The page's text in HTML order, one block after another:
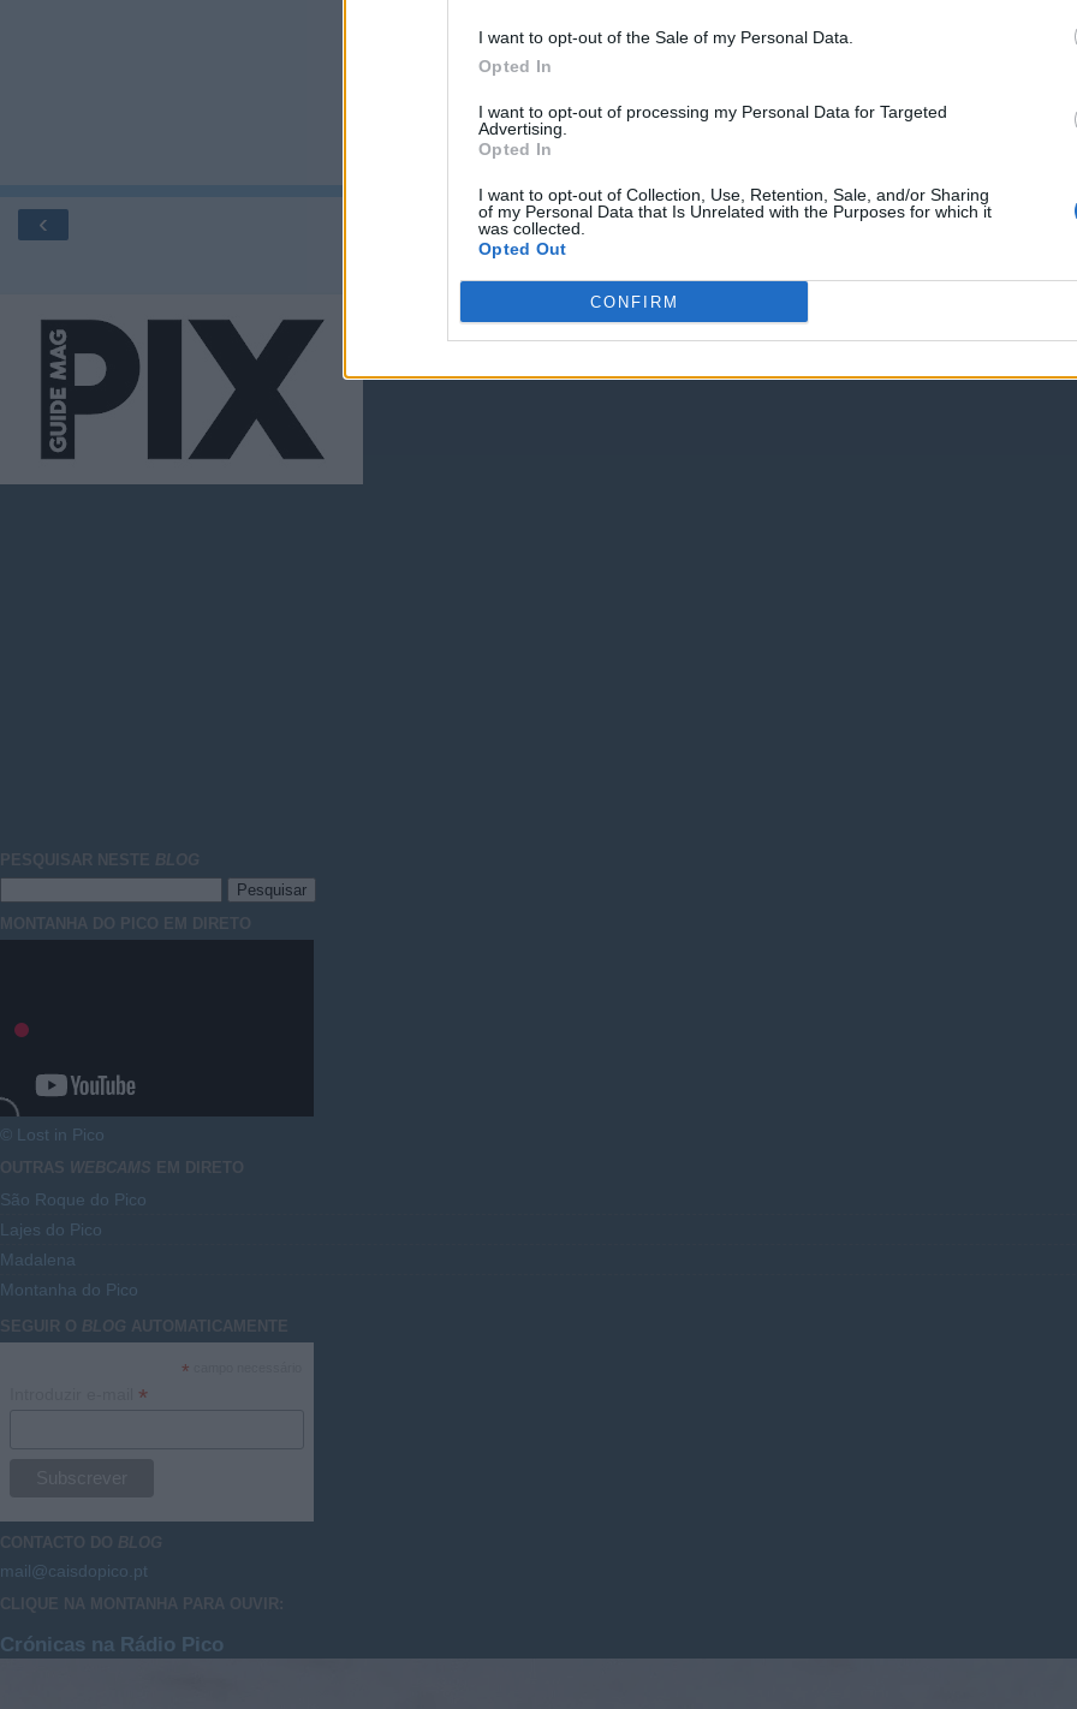
I want to opt-out of the Sale of my Personal Data.
Opted In
I want to opt-out of processing my Personal Data for Targeted
Advertising.
Opted In
I want to opt-out of Collection, Use, Retention, Sale, and/or Sharing
of my Personal Data that Is Unrelated with the Purposes for which it
was collected.
Opted Out
CONFIRM
‹ Página inicial
PESQUISAR NESTE BLOG
MONTANHA DO PICO EM DIRETO
© Lost in Pico
OUTRAS WEBCAMS EM DIRETO
São Roque do Pico
Lajes do Pico
Madalena
Montanha do Pico
SEGUIR O BLOG AUTOMATICAMENTE
*
*
CONTACTO DO BLOG
mail@caisdopico.pt
CLIQUE NA MONTANHA PARA OUVIR:
Crónicas na Rádio Pico